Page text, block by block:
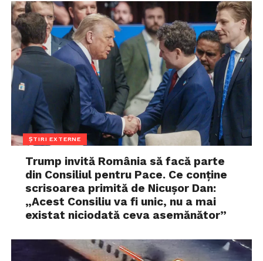
ȘTIRI EXTERNE
Trump invită România să facă parte
din Consiliul pentru Pace. Ce conține
scrisoarea primită de Nicușor Dan:
„Acest Consiliu va fi unic, nu a mai
existat niciodată ceva asemănător”